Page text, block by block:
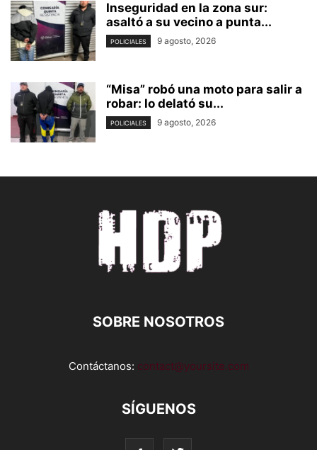
Inseguridad en la zona sur:
asaltó a su vecino a punta...
POLICIALES 9 agosto, 2026
“Misa” robó una moto para salir a
robar: lo delató su...
POLICIALES 9 agosto, 2026
SOBRE NOSOTROS
Contáctanos: contact@yoursite.com
SÍGUENOS